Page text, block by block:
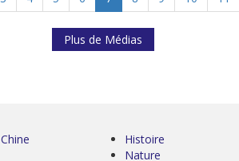
Plus de Médias
Histoire
Nature